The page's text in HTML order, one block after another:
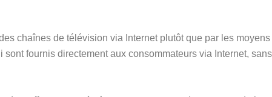
chaînes de télévision via Internet plutôt que par les
fournis directement aux consommateurs via Internet,